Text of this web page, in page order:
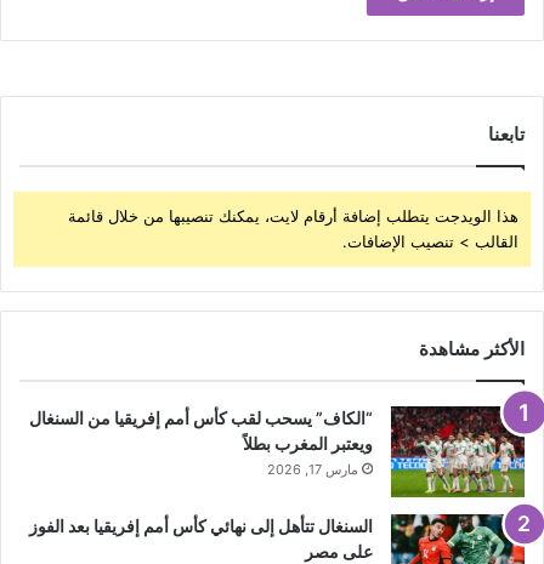
تابعنا
هذا الويدجت يتطلب إضافة أرقام لايت، يمكنك تنصيبها من خلال قائمة
القالب > تنصيب الإضافات.
الأكثر مشاهدة
“الكاف” يسحب لقب كأس أمم إفريقيا من السنغال
ويعتبر المغرب بطلاً
مارس 17, 2026
السنغال تتأهل إلى نهائي كأس أمم إفريقيا بعد الفوز
على مصر